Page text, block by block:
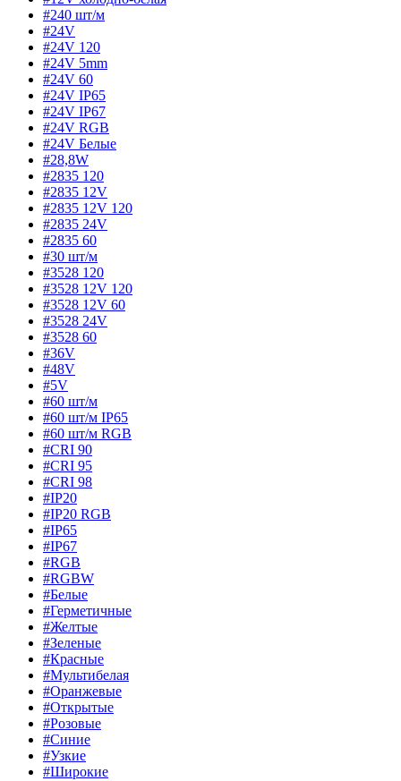
#240 шт/м
#24V
#24V 120
#24V 5mm
#24V 60
#24V IP65
#24V IP67
#24V RGB
#24V Белые
#28,8W
#2835 120
#2835 12V
#2835 12V 120
#2835 24V
#2835 60
#30 шт/м
#3528 120
#3528 12V 120
#3528 12V 60
#3528 24V
#3528 60
#36V
#48V
#5V
#60 шт/м
#60 шт/м IP65
#60 шт/м RGB
#CRI 90
#CRI 95
#CRI 98
#IP20
#IP20 RGB
#IP65
#IP67
#RGB
#RGBW
#Белые
#Герметичные
#Желтые
#Зеленые
#Красные
#Мультибелая
#Оранжевые
#Открытые
#Розовые
#Синие
#Узкие
#Широкие